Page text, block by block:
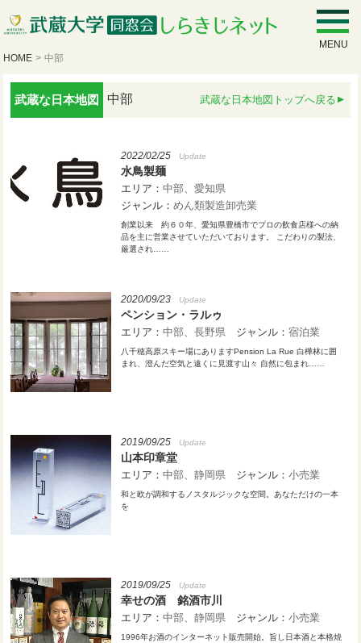
MENU
HOME > 中部
武蔵な日本地図 中部 武蔵な日本地図トップへ戻る
2022/02/25 Update
水鳥製麺
エリア：中部
愛知県
ジャンル：めん類製造卸売業
創業以来 約６０年、愛知県豊橋市でプロの飲食店様への納
品を主に営業させていただいております。 こだわりの製法、
厳選され……
2020/09/23 Update
ペンション・ラルゥ
エリア：中部 長野県 ジャンル： 宿泊業
八千穂高原スキー場にありますPension La Rue 白樺林に囲
まれ、澄んだ空気と遠くに見渡す山々 自然に包まれ……
2019/09/25 Update
山本印章堂
エリア：中部 静岡県 ジャンル： 小売業
和と欧が調和するノスタルジックな空間。あなただけの一本
を
2019/09/25 Update
幸せの酒 銘酒市川
エリア：中部 静岡県 ジャンル： 小売業
1996年お酒のインターネット販売開始。旨し日本酒と本格焼